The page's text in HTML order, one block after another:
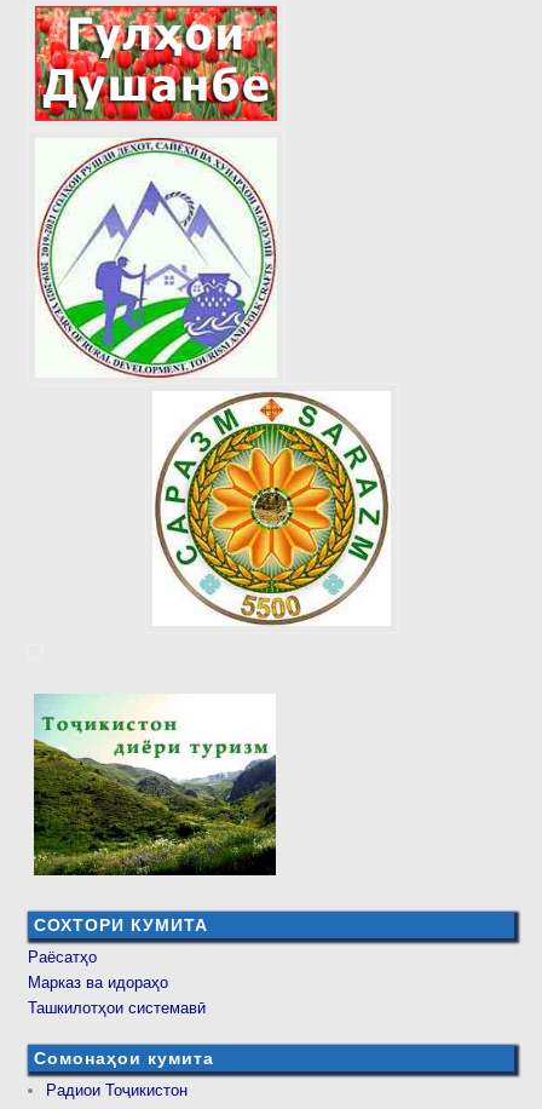
СОХТОРИ КУМИТА
Раёсатҳо
Марказ ва идораҳо
Ташкилотҳои системавӣ
Сомонаҳои кумита
Радиои Тоҷикистон